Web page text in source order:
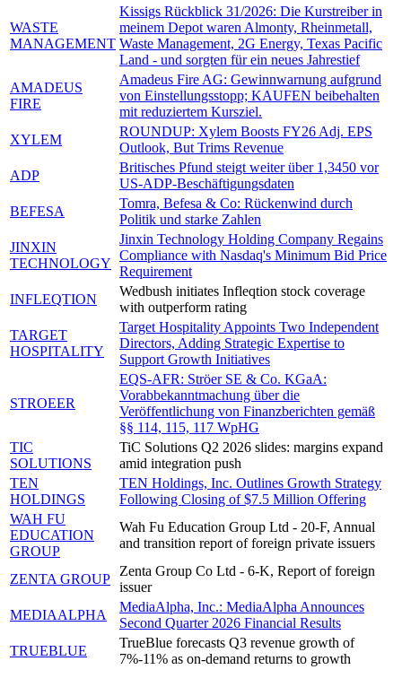
WASTE
MANAGEMENT
Kissigs Rückblick 31/2026: Die Kurstreiber in
meinem Depot waren Almonty, Rheinmetall,
Waste Management, 2G Energy, Texas Pacific
Land - und sorgten für ein neues Jahrestief
AMADEUS
FIRE
Amadeus Fire AG: Gewinnwarnung aufgrund
von Einstellungsstopp; KAUFEN beibehalten
mit reduziertem Kursziel.
XYLEM
ROUNDUP: Xylem Boosts FY26 Adj. EPS
Outlook, But Trims Revenue
ADP
Britisches Pfund steigt weiter über 1,3450 vor
US-ADP-Beschäftigungsdaten
BEFESA
Tomra, Befesa & Co: Rückenwind durch
Politik und starke Zahlen
JINXIN
TECHNOLOGY
Jinxin Technology Holding Company Regains
Compliance with Nasdaq's Minimum Bid Price
Requirement
INFLEQTION
Wedbush initiates Infleqtion stock coverage
with outperform rating
TARGET
HOSPITALITY
Target Hospitality Appoints Two Independent
Directors, Adding Strategic Expertise to
Support Growth Initiatives
STROEER
EQS-AFR: Ströer SE & Co. KGaA:
Vorabbekanntmachung über die
Veröffentlichung von Finanzberichten gemäß
§§ 114, 115, 117 WpHG
TIC
SOLUTIONS
TiC Solutions Q2 2026 slides: margins expand
amid integration push
TEN
HOLDINGS
TEN Holdings, Inc. Outlines Growth Strategy
Following Closing of $7.5 Million Offering
WAH FU
EDUCATION
GROUP
Wah Fu Education Group Ltd - 20-F, Annual
and transition report of foreign private issuers
ZENTA GROUP
Zenta Group Co Ltd - 6-K, Report of foreign
issuer
MEDIAALPHA
MediaAlpha, Inc.: MediaAlpha Announces
Second Quarter 2026 Financial Results
TRUEBLUE
TrueBlue forecasts Q3 revenue growth of
7%-11% as on-demand returns to growth